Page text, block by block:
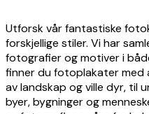
Utforsk vår fantastiske
forskjellige stiler. Vi har
fotografier og motiver i
finner du fotoplakater
av landskap og ville dyr, til
byer, bygninger og